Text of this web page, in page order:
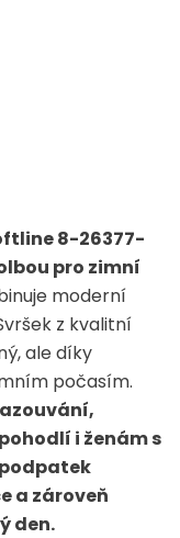
8-26377-
pro zimní
moderní
z kvalitní
ale díky
počasím.
i ženám s
a zároveň
den.